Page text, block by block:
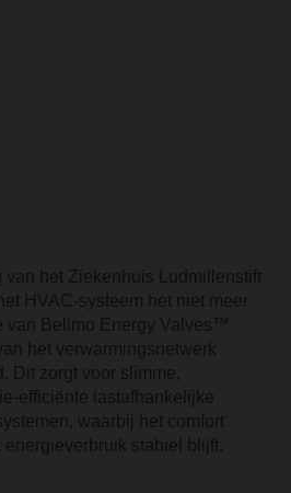
het Ziekenhuis Ludmillenstift
HVAC-systeem het niet meer
van Belimo Energy Valves™
het verwarmingsnetwerk
Dit zorgt voor slimme,
efficiënte lastafhankelijke
waarbij het comfort
energieverbruik stabiel blijft.